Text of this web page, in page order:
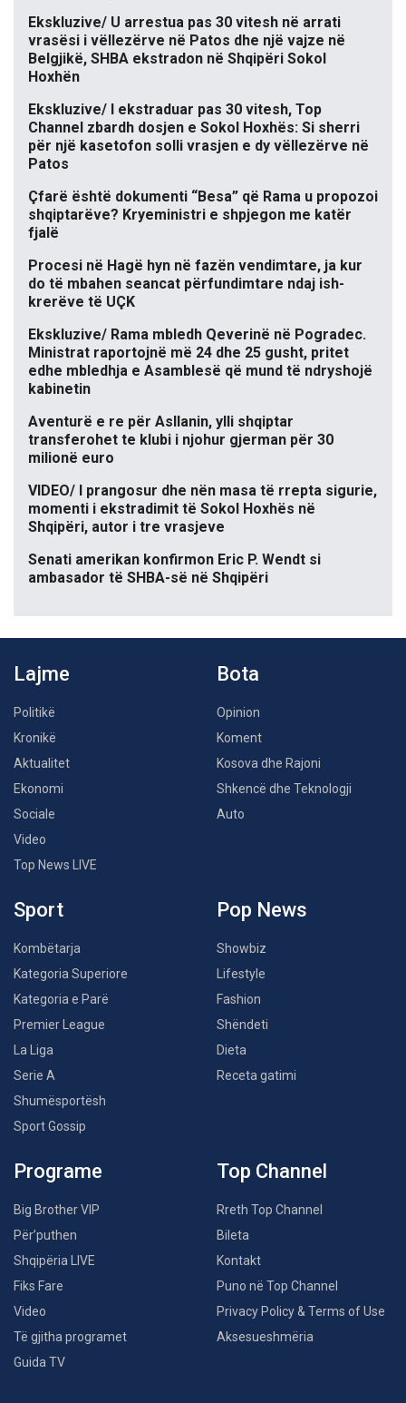
Ekskluzive/ U arrestua pas 30 vitesh në arrati
vrasësi i vëllezërve në Patos dhe një vajze në
Belgjikë, SHBA ekstradon në Shqipëri Sokol
Hoxhën
Ekskluzive/ I ekstraduar pas 30 vitesh, Top
Channel zbardh dosjen e Sokol Hoxhës: Si sherri
për një kasetofon solli vrasjen e dy vëllezërve në
Patos
Çfarë është dokumenti “Besa” që Rama u propozoi
shqiptarëve? Kryeministri e shpjegon me katër
fjalë
Procesi në Hagë hyn në fazën vendimtare, ja kur
do të mbahen seancat përfundimtare ndaj ish-
krerëve të UÇK
Ekskluzive/ Rama mbledh Qeverinë në Pogradec.
Ministrat raportojnë më 24 dhe 25 gusht, pritet
edhe mbledhja e Asamblesë që mund të ndryshojë
kabinetin
Aventurë e re për Asllanin, ylli shqiptar
transferohet te klubi i njohur gjerman për 30
milionë euro
VIDEO/ I prangosur dhe nën masa të rrepta sigurie,
momenti i ekstradimit të Sokol Hoxhës në
Shqipëri, autor i tre vrasjeve
Senati amerikan konfirmon Eric P. Wendt si
ambasador të SHBA-së në Shqipëri
Lajme
Politikë
Kronikë
Aktualitet
Ekonomi
Sociale
Video
Top News LIVE
Bota
Opinion
Koment
Kosova dhe Rajoni
Shkencë dhe Teknologji
Auto
Sport
Kombëtarja
Kategoria Superiore
Kategoria e Parë
Premier League
La Liga
Serie A
Shumësportësh
Sport Gossip
Pop News
Showbiz
Lifestyle
Fashion
Shëndeti
Dieta
Receta gatimi
Programe
Big Brother VIP
Për’puthen
Shqipëria LIVE
Fiks Fare
Video
Të gjitha programet
Guida TV
Top Channel
Rreth Top Channel
Bileta
Kontakt
Puno në Top Channel
Privacy Policy & Terms of Use
Aksesueshmëria